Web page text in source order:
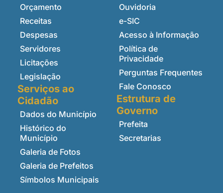
Orçamento
Receitas
Despesas
Servidores
Licitações
Legislação
Serviços ao
Cidadão
Dados do Município
Histórico do
Município
Galeria de Fotos
Galeria de Prefeitos
Símbolos Municipais
Ouvidoria
e-SIC
Acesso à Informação
Política de
Privacidade
Perguntas Frequentes
Fale Conosco
Estrutura de
Governo
Prefeita
Secretarias